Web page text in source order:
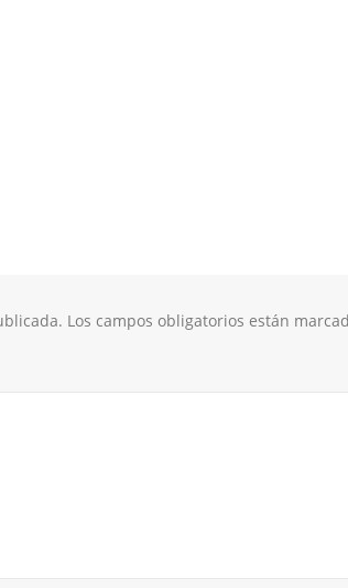
Los campos obligatorios están